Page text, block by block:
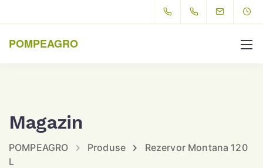
POMPEAGRO
Magazin
POMPEAGRO Produse
Rezervor Montana 120
L